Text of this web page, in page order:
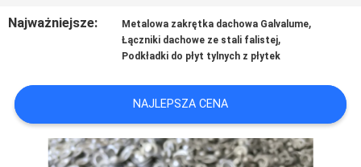
AKTUALNOŚCI
PRZYPADKI
SITEMAP
Najważniejsze: Metalowa zakrętka dachowa Galvalume,
Łączniki dachowe ze stali falistej,
Podkładki do płyt tylnych z płytek
NAJLEPSZA CENA